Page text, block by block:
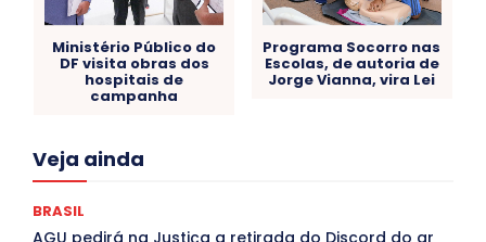
Ministério Público do
DF visita obras dos
hospitais de
campanha
Programa Socorro nas
Escolas, de autoria de
Jorge Vianna, vira Lei
Veja ainda
Acre
Congressuanas & Esplanadumas
Covid-19
BRASIL
AGU pedirá na Justiça a retirada do Discord do ar